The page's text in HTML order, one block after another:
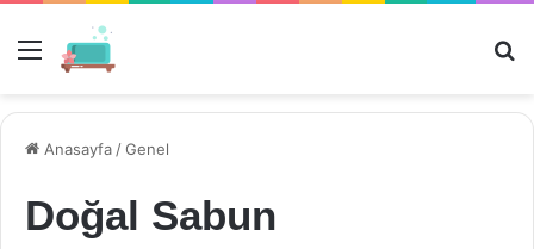
Menü
Anasayfa /Genel
Doğal Sabun